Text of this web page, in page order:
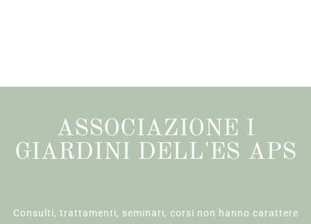
ASSOCIAZIONE I
GIARDINI DELL'ES APS
Consulti, trattamenti, seminari, corsi non hanno carattere